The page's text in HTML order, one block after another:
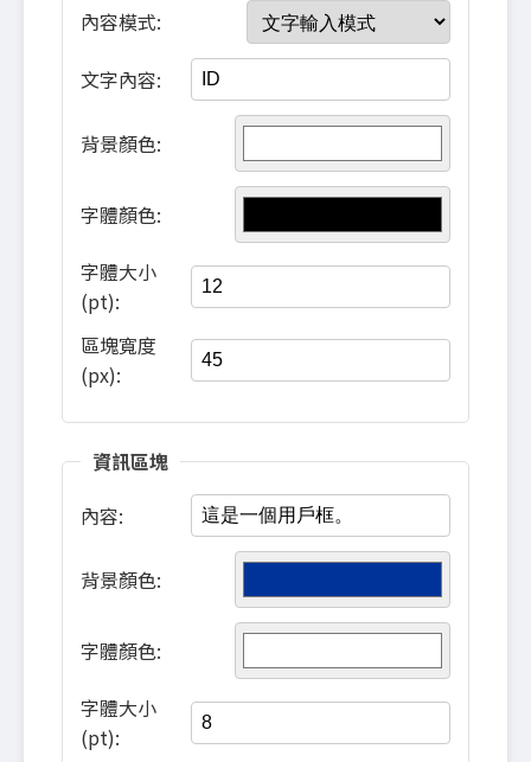
內容模式:
文字內容:
背景顏色:
字體顏色:
字體大小
(pt):
區塊寬度
(px):
資訊區塊
內容:
背景顏色:
字體顏色:
字體大小
(pt):